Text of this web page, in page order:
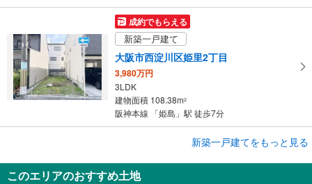
成約でもらえる
新築一戸建て
大阪市西淀川区姫里2丁目
3,980万円
3LDK
建物面積 108.38m2
阪神本線 「姫島」駅 徒歩7分
大阪市城東区蒲生4丁目
新築一戸建てをもっと見る
このエリアのおすすめ土地